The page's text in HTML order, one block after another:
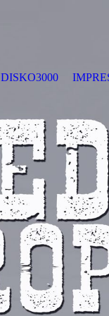
DISKO3000